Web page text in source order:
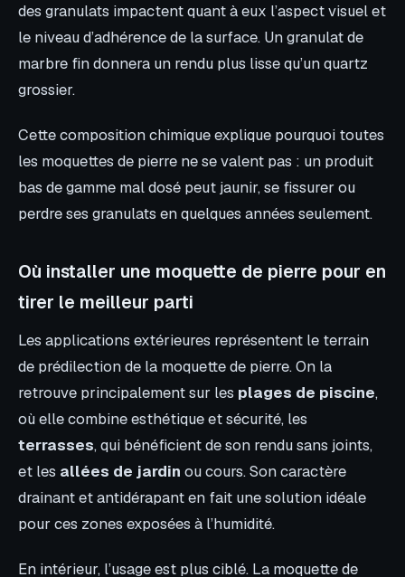
des granulats impactent quant à eux l’aspect visuel et
le niveau d’adhérence de la surface. Un granulat de
marbre fin donnera un rendu plus lisse qu’un quartz
grossier.
Cette composition chimique explique pourquoi toutes
les moquettes de pierre ne se valent pas : un produit
bas de gamme mal dosé peut jaunir, se fissurer ou
perdre ses granulats en quelques années seulement.
Où installer une moquette de pierre pour en
tirer le meilleur parti
Les applications extérieures représentent le terrain
de prédilection de la moquette de pierre. On la
retrouve principalement sur les plages de piscine,
où elle combine esthétique et sécurité, les
terrasses, qui bénéficient de son rendu sans joints,
et les allées de jardin ou cours. Son caractère
drainant et antidérapant en fait une solution idéale
pour ces zones exposées à l’humidité.
En intérieur, l’usage est plus ciblé. La moquette de